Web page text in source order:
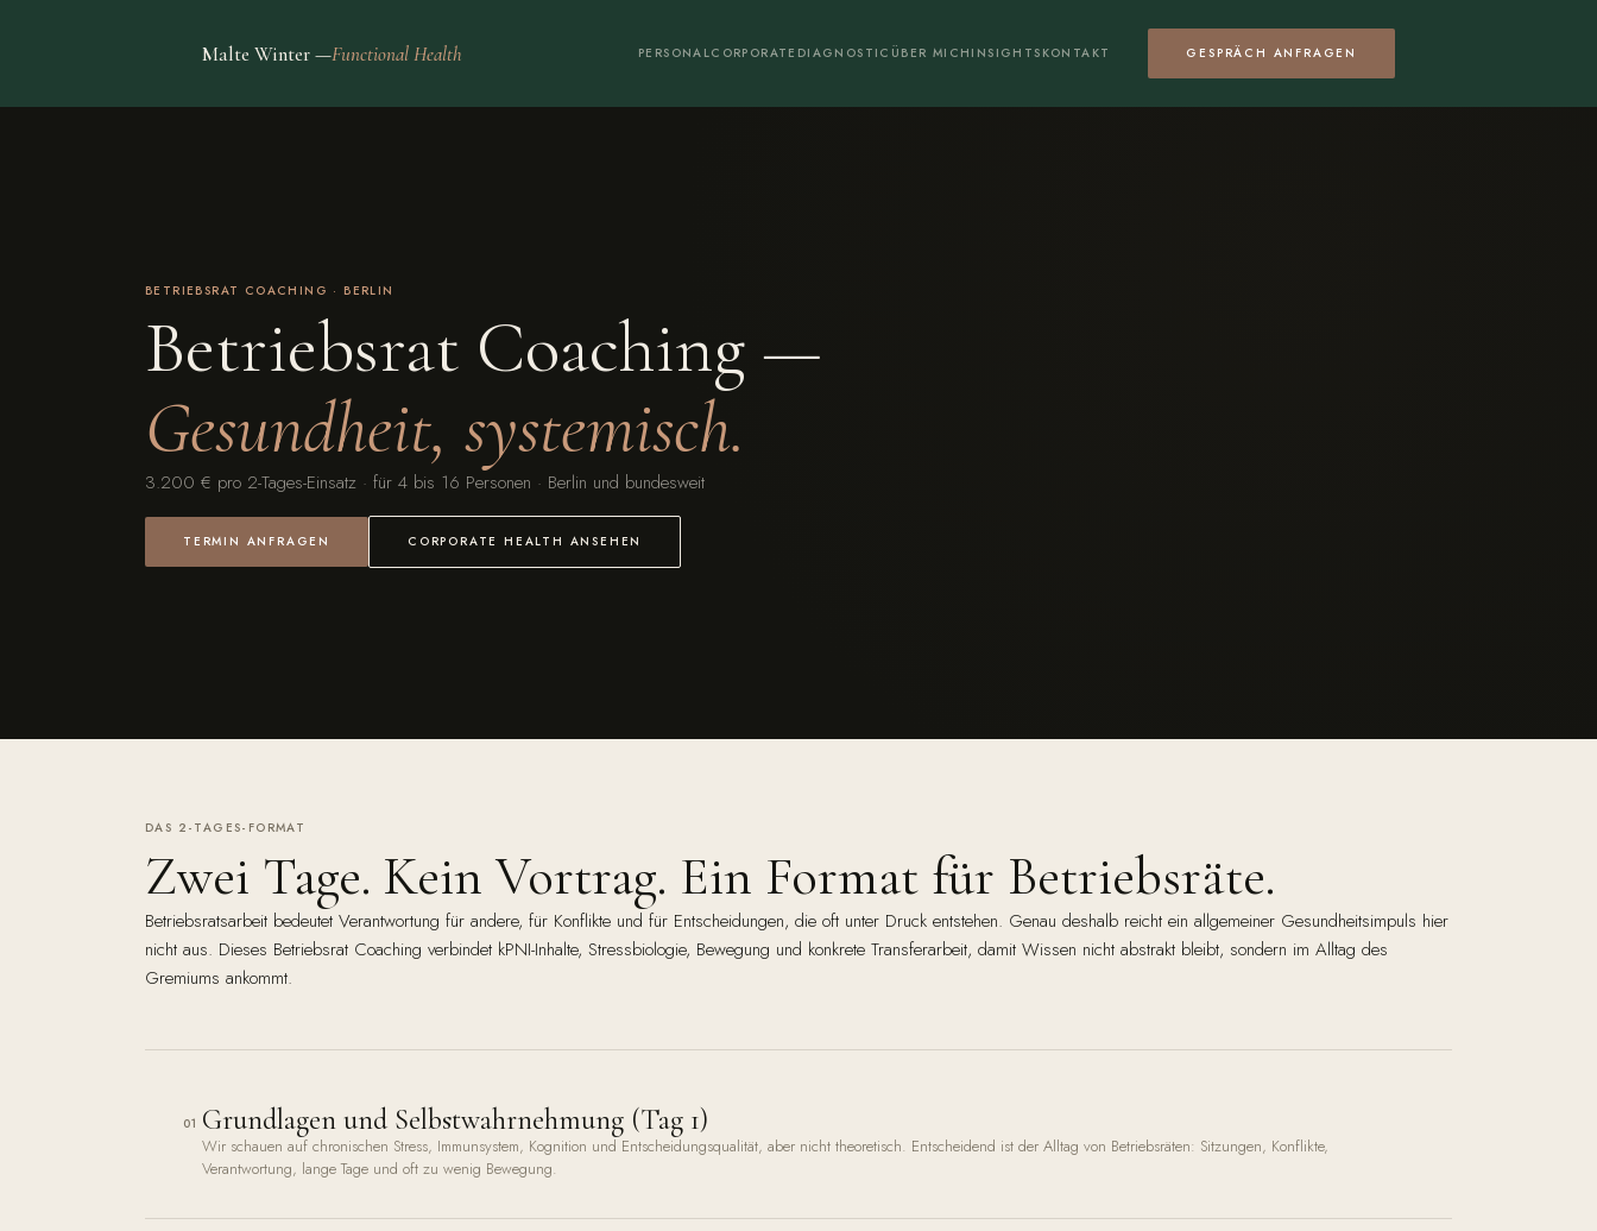
Malte Winter —Functional Health PERSONALCORPORATE DIAGNOSTIC ÜBER MICH INSIGHTS KONTAKT GESPRÄCH ANFRAGEN
BETRIEBSRAT COACHING · BERLIN
Betriebsrat Coaching —
Gesundheit, systemisch.
3.200 € pro 2-Tages-Einsatz · für 4 bis 16 Personen · Berlin und bundesweit
TERMIN ANFRAGEN CORPORATE HEALTH ANSEHEN
DAS 2-TAGES-FORMAT
Zwei Tage. Kein Vortrag. Ein Format für Betriebsräte.
Betriebsratsarbeit bedeutet Verantwortung für andere, für Konflikte und für Entscheidungen, die oft unter Druck entstehen. Genau deshalb reicht ein allgemeiner Gesundheitsimpuls hier
nicht aus. Dieses Betriebsrat Coaching verbindet kPNI-Inhalte, Stressbiologie, Bewegung und konkrete Transferarbeit, damit Wissen nicht abstrakt bleibt, sondern im Alltag des
Gremiums ankommt.
01 Grundlagen und Selbstwahrnehmung (Tag 1)
Wir schauen auf chronischen Stress, Immunsystem, Kognition und Entscheidungsqualität, aber nicht theoretisch. Entscheidend ist der Alltag von Betriebsräten: Sitzungen, Konflikte,
Verantwortung, lange Tage und oft zu wenig Bewegung.